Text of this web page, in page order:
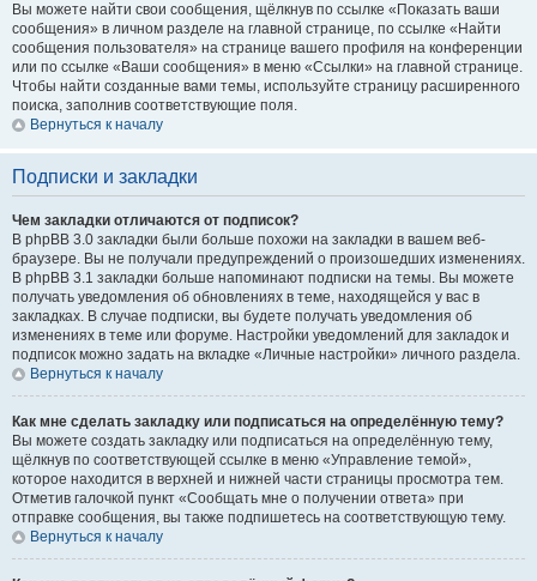
Вы можете найти свои сообщения, щёлкнув по ссылке «Показать ваши
сообщения» в личном разделе на главной странице, по ссылке «Найти
сообщения пользователя» на странице вашего профиля на конференции
или по ссылке «Ваши сообщения» в меню «Ссылки» на главной странице.
Чтобы найти созданные вами темы, используйте страницу расширенного
поиска, заполнив соответствующие поля.
Вернуться к началу
Подписки и закладки
Чем закладки отличаются от подписок?
В phpBB 3.0 закладки были больше похожи на закладки в вашем веб-
браузере. Вы не получали предупреждений о произошедших изменениях.
В phpBB 3.1 закладки больше напоминают подписки на темы. Вы можете
получать уведомления об обновлениях в теме, находящейся у вас в
закладках. В случае подписки, вы будете получать уведомления об
изменениях в теме или форуме. Настройки уведомлений для закладок и
подписок можно задать на вкладке «Личные настройки» личного раздела.
Вернуться к началу
Как мне сделать закладку или подписаться на определённую тему?
Вы можете создать закладку или подписаться на определённую тему,
щёлкнув по соответствующей ссылке в меню «Управление темой»,
которое находится в верхней и нижней части страницы просмотра тем.
Отметив галочкой пункт «Сообщать мне о получении ответа» при
отправке сообщения, вы также подпишетесь на соответствующую тему.
Вернуться к началу